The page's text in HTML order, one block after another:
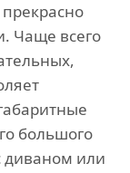
Чаще всего
большого
диваном или